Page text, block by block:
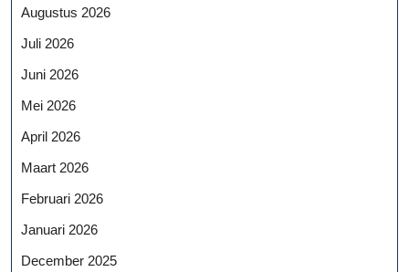
Augustus 2026
Juli 2026
Juni 2026
Mei 2026
April 2026
Maart 2026
Februari 2026
Januari 2026
December 2025